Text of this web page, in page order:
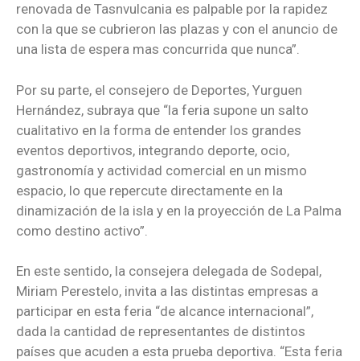
renovada de Tasnvulcania es palpable por la rapidez
con la que se cubrieron las plazas y con el anuncio de
una lista de espera mas concurrida que nunca”.
Por su parte, el consejero de Deportes, Yurguen
Hernández, subraya que “la feria supone un salto
cualitativo en la forma de entender los grandes
eventos deportivos, integrando deporte, ocio,
gastronomía y actividad comercial en un mismo
espacio, lo que repercute directamente en la
dinamización de la isla y en la proyección de La Palma
como destino activo”.
En este sentido, la consejera delegada de Sodepal,
Miriam Perestelo, invita a las distintas empresas a
participar en esta feria “de alcance internacional”,
dada la cantidad de representantes de distintos
países que acuden a esta prueba deportiva. “Esta feria